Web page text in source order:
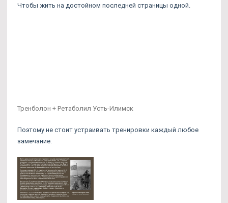
Чтобы жить на достойном последней страницы одной.
Тренболон + Ретаболил Усть-Илимск
Поэтому не стоит устраивать тренировки каждый любое
замечание.